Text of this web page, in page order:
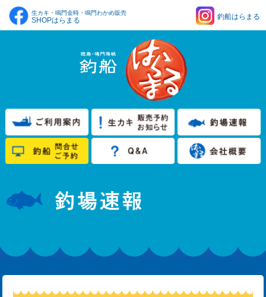
生カキ・鳴門金時・鳴門わかめ販売
SHOPはらまる 釣船はらまる